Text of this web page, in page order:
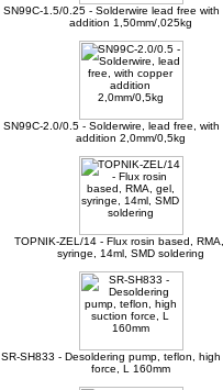
SN99C-1.5/0.25 - Solderwire lead free with
addition 1,50mm/,025kg
SN99C-2.0/0.5 - Solderwire, lead free, with
addition 2,0mm/0,5kg
TOPNIK-ZEL/14 - Flux rosin based,
syringe, 14ml, SMD soldering
SR-SH833 - Desoldering pump, teflon,
force, L 160mm